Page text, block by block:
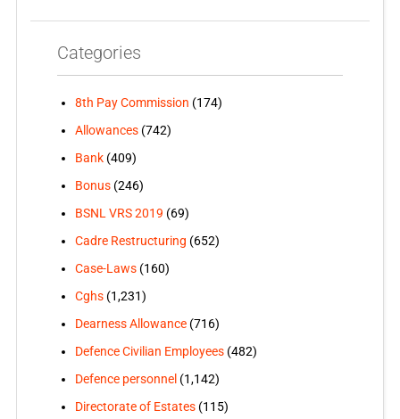
Categories
8th Pay Commission (174)
Allowances(742)
Bank(409)
Bonus(246)
BSNL VRS 2019 (69)
Cadre Restructuring (652)
Case-Laws(160)
Cghs(1,231)
Dearness Allowance(716)
Defence Civilian Employees(482)
Defence personnel (1,142)
Directorate of Estates(115)